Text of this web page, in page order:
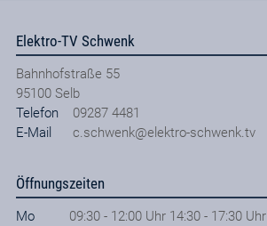
Elektro-TV Schwenk
Bahnhofstraße 55
95100 Selb
Telefon
09287 4481
E-Mail
c.schwenk@elektro-schwenk.tv
Öffnungszeiten
Mo
09:30 - 12:00 Uhr 14:30 - 17:30 Uhr